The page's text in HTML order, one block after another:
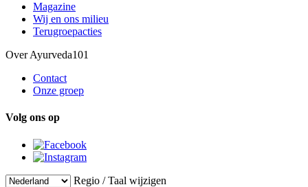
Magazine
Wij en ons milieu
Terugroepacties
Over Ayurveda101
Contact
Onze groep
Volg ons op
Regio / Taal wijzigen